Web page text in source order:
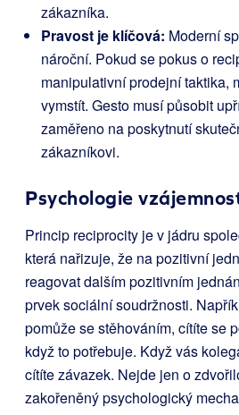
zákazníka.
Pravost je klíčová: Moderní
nároční. Pokud se pokus o
manipulativní prodejní taktika,
vymstít. Gesto musí působit
zaměřeno na poskytnutí
zákazníkovi.
Psychologie
Princip reciprocity je v jádru
která nařizuje, že na pozitivní
reagovat dalším pozitivním
prvek sociální soudržnosti.
pomůže se stěhováním, cítíte se
když to potřebuje. Když vás
cítíte závazek. Nejde jen o
zakořeněný psychologický